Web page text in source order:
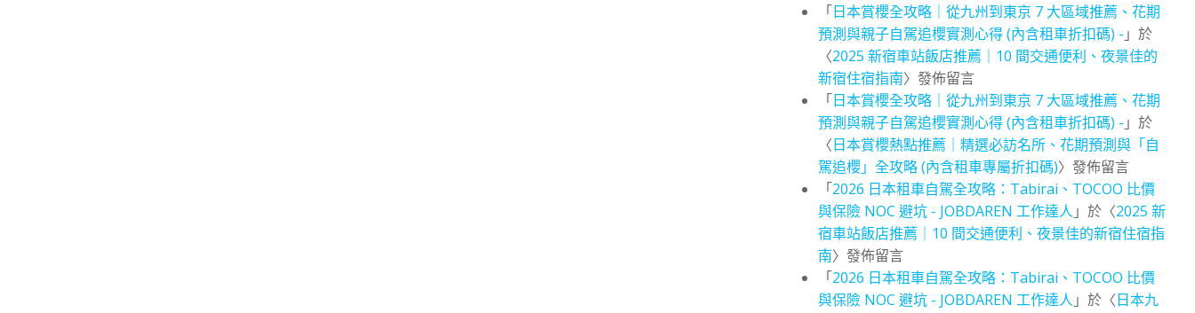
「日本賞櫻全攻略｜從九州到東京 7 大區域推薦、花期
預測與親子自駕追櫻實測心得 (內含租車折扣碼) - 」於
〈2025 新宿車站飯店推薦｜10 間交通便利、夜景佳的
新宿住宿指南〉發佈留言
「日本賞櫻全攻略｜從九州到東京 7 大區域推薦、花期
預測與親子自駕追櫻實測心得 (內含租車折扣碼) - 」於
〈日本賞櫻熱點推薦｜精選必訪名所、花期預測與「自
駕追櫻」全攻略 (內含租車專屬折扣碼)〉發佈留言
「2026 日本租車自駕全攻略：Tabirai、TOCOO 比價
與保險 NOC 避坑 - JOBDAREN 工作達人 」於〈2025 新
宿車站飯店推薦｜10 間交通便利、夜景佳的新宿住宿指
南〉發佈留言
「2026 日本租車自駕全攻略：Tabirai、TOCOO 比價
與保險 NOC 避坑 - JOBDAREN 工作達人 」於〈日本九